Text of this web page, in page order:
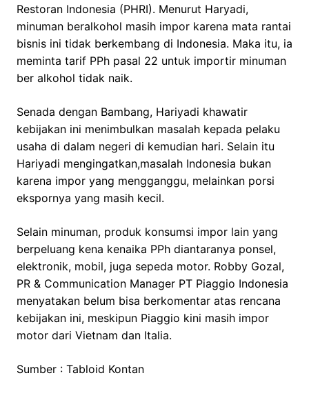
Restoran Indonesia (PHRI). Menurut Haryadi,
minuman beralkohol masih impor karena mata rantai
bisnis ini tidak berkembang di Indonesia. Maka itu, ia
meminta tarif PPh pasal 22 untuk importir minuman
ber alkohol tidak naik.
Senada dengan Bambang, Hariyadi khawatir
kebijakan ini menimbulkan masalah kepada pelaku
usaha di dalam negeri di kemudian hari. Selain itu
Hariyadi mengingatkan,masalah Indonesia bukan
karena impor yang mengganggu, melainkan porsi
ekspornya yang masih kecil.
Selain minuman, produk konsumsi impor lain yang
berpeluang kena kenaika PPh diantaranya ponsel,
elektronik, mobil, juga sepeda motor. Robby Gozal,
PR & Communication Manager PT Piaggio Indonesia
menyatakan belum bisa berkomentar atas rencana
kebijakan ini, meskipun Piaggio kini masih impor
motor dari Vietnam dan Italia.
Sumber : Tabloid Kontan